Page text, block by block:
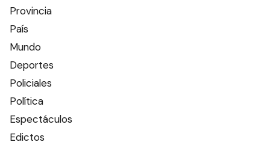
Provincia
País
Mundo
Deportes
Policiales
Política
Espectáculos
Edictos